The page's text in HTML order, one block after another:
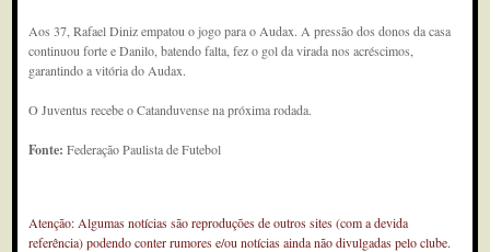
Aos 37, Rafael Diniz empatou o jogo para o Audax. A pressão dos donos da casa
continuou forte e Danilo, batendo falta, fez o gol da virada nos acréscimos,
garantindo a vitória do Audax.
O Juventus recebe o Catanduvense na próxima rodada.
Fonte:Federação Paulista de Futebol
Atenção: Algumas notícias são reproduções de outros sites (com a devida
referência) podendo conter rumores e/ou notícias ainda não divulgadas pelo clube.